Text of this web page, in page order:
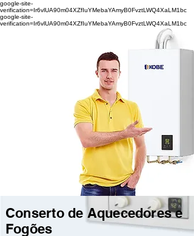
google-site-
verification=Ir6vlUA90m04XZfIuYMebaYAmyB0FvztLWQ4XaLM1bc
google-site-
verification=Ir6vlUA90m04XZfIuYMebaYAmyB0FvztLWQ4XaLM1bc
Conserto de Aquecedores e
Fogões